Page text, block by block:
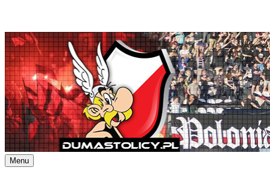
Skip
to
content
Menu